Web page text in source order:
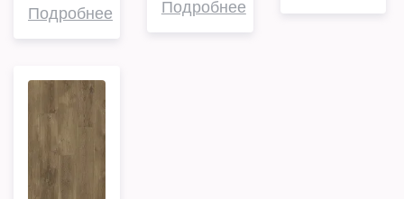
Подробнее Подробнее